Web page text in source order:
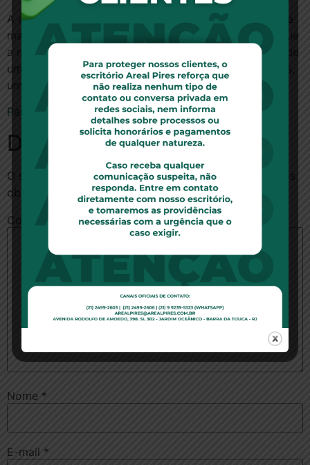
A exigência é que os titulares se comprometam com a
manutenção e custeio da área. Essa gestão implica que
a manutenção da infraestrutura básica fique a cargo de
uma entidade civil que represente os titulares de lotes,
uma associação de moradores, por exemplo.
Para ler a notícia no site aasp.org.br, clique aqui.
Deixe um comentário
O seu endereço de e-mail não será publicado.
obrigatórios são marcados com*
Comentário
Nome *
E-mail *